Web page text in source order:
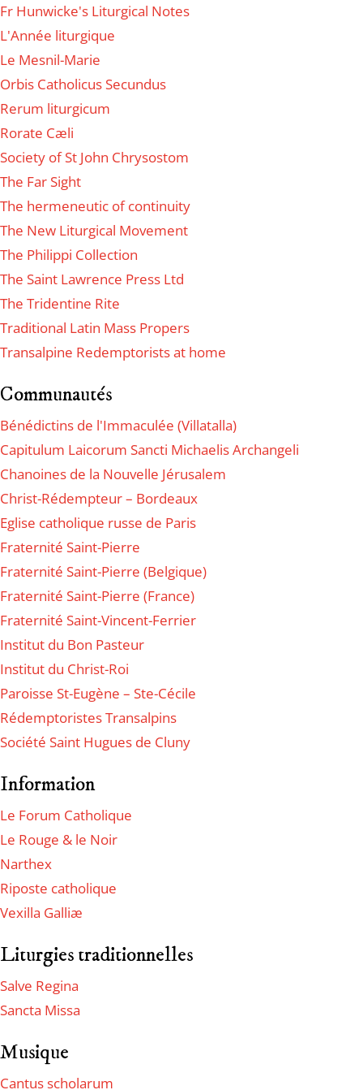
Fr Hunwicke's Liturgical Notes
L'Année liturgique
Le Mesnil-Marie
Orbis Catholicus Secundus
Rerum liturgicum
Rorate Cæli
Society of St John Chrysostom
The Far Sight
The hermeneutic of continuity
The New Liturgical Movement
The Philippi Collection
The Saint Lawrence Press Ltd
The Tridentine Rite
Traditional Latin Mass Propers
Transalpine Redemptorists at home
Communautés
Bénédictins de l'Immaculée (Villatalla)
Capitulum Laicorum Sancti Michaelis Archangeli
Chanoines de la Nouvelle Jérusalem
Christ-Rédempteur – Bordeaux
Eglise catholique russe de Paris
Fraternité Saint-Pierre
Fraternité Saint-Pierre (Belgique)
Fraternité Saint-Pierre (France)
Fraternité Saint-Vincent-Ferrier
Institut du Bon Pasteur
Institut du Christ-Roi
Paroisse St-Eugène – Ste-Cécile
Rédemptoristes Transalpins
Société Saint Hugues de Cluny
Information
Le Forum Catholique
Le Rouge & le Noir
Narthex
Riposte catholique
Vexilla Galliæ
Liturgies traditionnelles
Salve Regina
Sancta Missa
Musique
Cantus scholarum